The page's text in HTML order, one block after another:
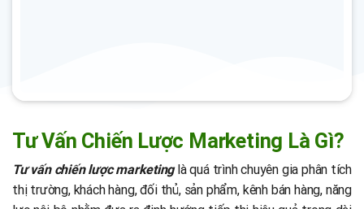
Tư Vấn Chiến Lược Marketing Là Gì?
Tư vấn chiến lược marketinglà quá trình chuyên gia phân tích
thị trường, khách hàng, đối thủ, sản phẩm, kênh bán hàng, năng